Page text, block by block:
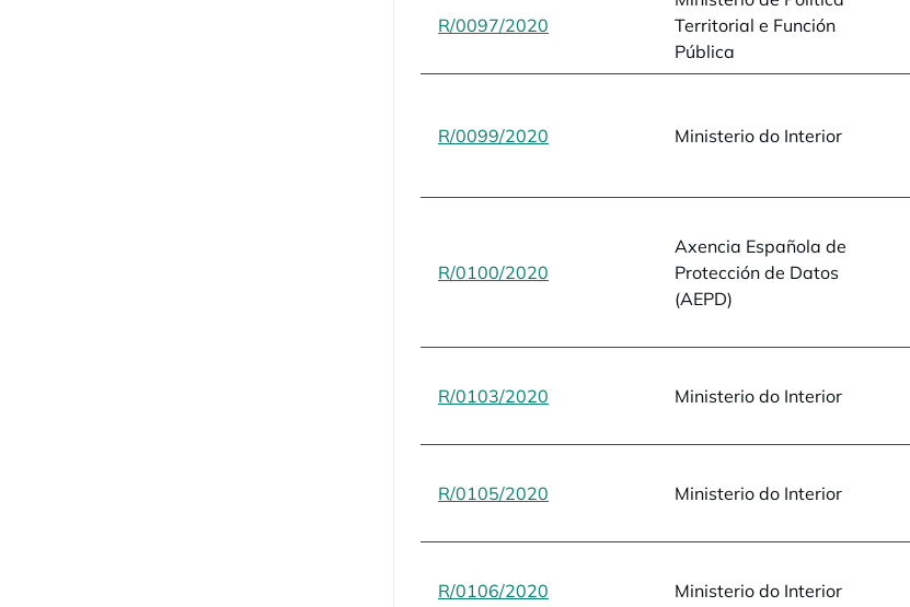
R/0097/2020 opens in a new tabTerritorial e Función
Pública
R/0099/2020 opens in a new tabMinisterio do Interior
R/0100/2020 opens in a new tab
Axencia Española de
Protección de Datos
(AEPD)
R/0103/2020 opens in a new tabMinisterio do Interior
R/0105/2020 opens in a new tabMinisterio do Interior
R/0106/2020 opens in a new tabMinisterio do Interior